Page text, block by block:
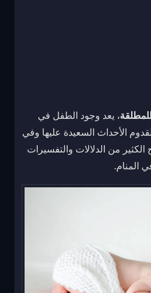
، يعد وجود الطفل في
الأحداث السعيدة عليها وفي
من الدلالات والتفسيرات
المنام.